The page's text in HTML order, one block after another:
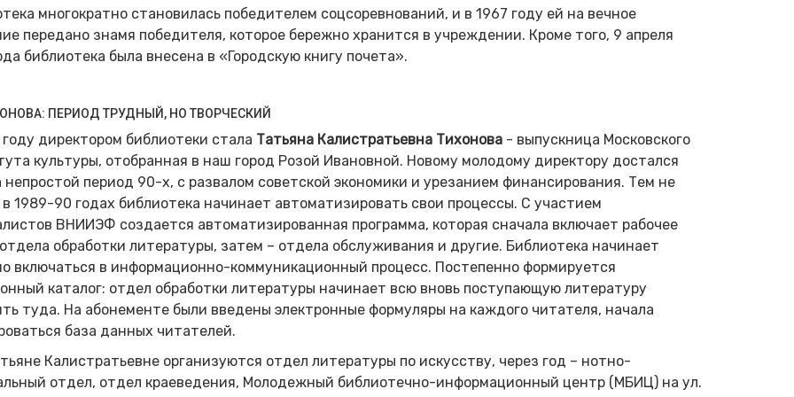
многократно становилась победителем соцсоревнований, и в 1967 году ей на вечное
передано знамя победителя, которое бережно хранится в учреждении. Кроме того, 9 апреля
библиотека была внесена в «Городскую книгу почета».
ПЕРИОД ТРУДНЫЙ, НО ТВОРЧЕСКИЙ
директором библиотеки стала Татьяна Калистратьевна Тихонова- выпускница Московского
культуры, отобранная в наш город Розой Ивановной. Новому молодому директору достался
непростой период 90-х, с развалом советской экономики и урезанием финансирования. Тем не
1989-90 годах библиотека начинает автоматизировать свои процессы. С участием
ВНИИЭФ создается автоматизированная программа, которая сначала включает рабочее
обработки литературы, затем – отдела обслуживания и другие. Библиотека начинает
включаться в информационно-коммуникационный процесс. Постепенно формируется
каталог: отдел обработки литературы начинает всю вновь поступающую литературу
туда. На абонементе были введены электронные формуляры на каждого читателя, начала
база данных читателей.
Калистратьевне организуются отдел литературы по искусству, через год – нотно-
отдел, отдел краеведения, Молодежный библиотечно-информационный центр (МБИЦ) на ул.